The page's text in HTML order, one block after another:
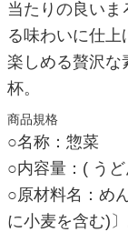
当たりの良いま
る味わいに仕上
楽しめる贅沢な
杯。
商品規格
○名称：惣菜
○内容量：( う
○原材料名：め
に小麦を含む)